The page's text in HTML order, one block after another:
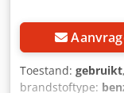
Toestand: gebruikt
brandstoftype: